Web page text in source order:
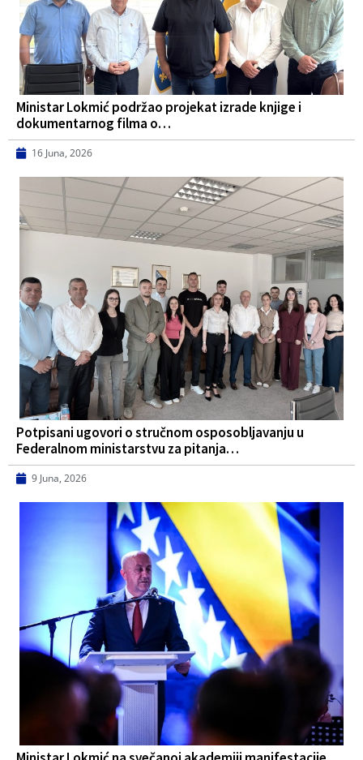
Ministar Lokmić podržao projekat izrade knjige i
dokumentarnog filma o…
16 Juna, 2026
Potpisani ugovori o stručnom osposobljavanju u
Federalnom ministarstvu za pitanja…
9 Juna, 2026